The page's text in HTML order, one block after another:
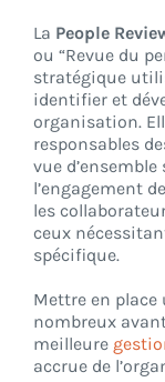
La People
ou “Revue du
stratégique
identifier et
organisation.
responsables
vue
l’engagement
les
ceux
spécifique.
Mettre en place
nombreux
meilleure
accrue de